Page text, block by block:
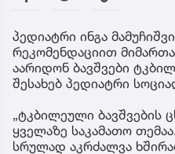
პედიატრი ინგა
რეკომენდაციით
აარიდონ ბავშვები
შესახებ პედიატრი
„ტკბილეული ბავშვების
ყველაზე საკამათო
სრულად აკრძალვა